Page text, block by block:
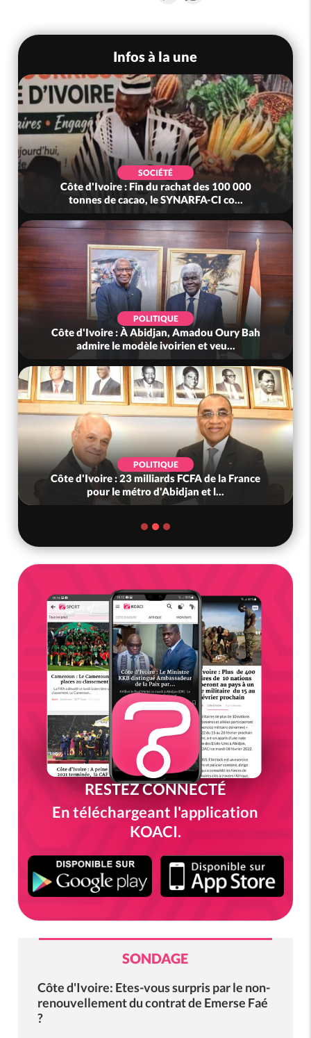
Infos à la une
SOCIÉTÉ
Côte d'Ivoire : Fin du rachat des 100 000
tonnes de cacao, le SYNARFA-CI co...
POLITIQUE
Côte d'Ivoire : À Abidjan, Amadou Oury Bah
admire le modèle ivoirien et veu...
POLITIQUE
Côte d'Ivoire : 23 milliards FCFA de la France
pour le métro d'Abidjan et l...
RESTEZ CONNECTÉ
En téléchargeant l'application
KOACI.
SONDAGE
Côte d'Ivoire: Etes-vous surpris par le non-
renouvellement du contrat de Emerse Faé
?